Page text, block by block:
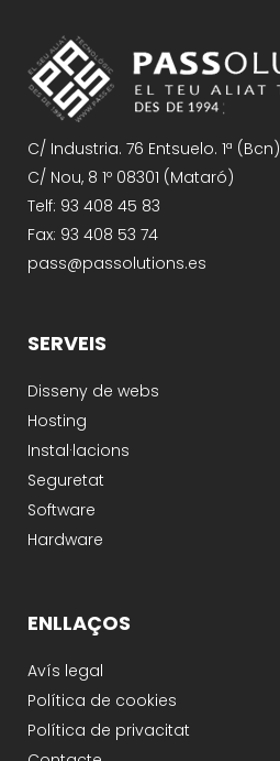
C/ Industria. 76 Entsuelo. 1ª (Bcn)
C/ Nou, 8 1º 08301 (Mataró)
Telf: 93 408 45 83
Fax: 93 408 53 74
pass@passolutions.es
SERVEIS
Disseny de webs
Hosting
Instal·lacions
Seguretat
Software
Hardware
ENLLAÇOS
Avís legal
Política de cookies
Política de privacitat